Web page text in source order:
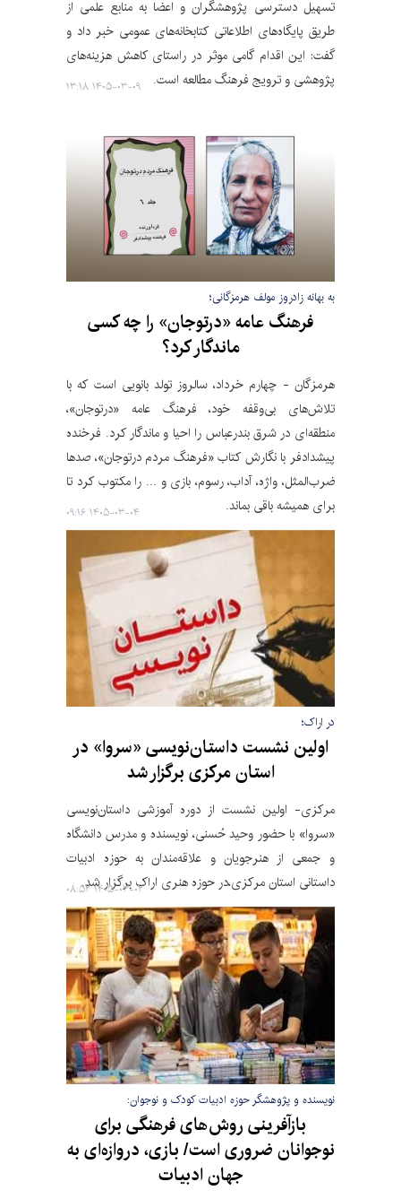
تسهیل دسترسی پژوهشگران و اعضا به منابع علمی از
طریق پایگاه‌های اطلاعاتی کتابخانه‌های عمومی خبر داد و
گفت: این اقدام گامی موثر در راستای کاهش هزینه‌های
پژوهشی و ترویج فرهنگ مطالعه است.
۱۴۰۵-۰۳-۰۹ ۱۳:۱۸
به بهانه زادروز مولف هرمزگانی؛
فرهنگ عامه «درتوجان» را چه کسی
ماندگار کرد؟
هرمزگان - چهارم خرداد، سالروز تولد بانویی است که با
تلاش‌های بی‌وقفه خود، فرهنگ عامه «درتوجان»،
منطقه‌ای در شرق بندرعباس را احیا و ماندگار کرد. فرخنده
پیشدادفر با نگارش کتاب «فرهنگ مردم درتوجان»، صدها
ضرب‌المثل، واژه، آداب، رسوم، بازی و ... را مکتوب کرد تا
برای همیشه باقی بماند.
۱۴۰۵-۰۳-۰۴ ۰۹:۱۶
در اراک؛
اولین نشست داستان‌نویسی «سروا» در
استان مرکزی برگزار شد
مرکزی- اولین نشست از دوره‌ آموزشی داستان‌نویسی
«سروا» با حضور وحید حُسنی، نویسنده و مدرس دانشگاه
و جمعی از هنرجویان و علاقه‌مندان به حوزه‌ ادبیات
داستانی استان مرکزی،در حوزه‌ هنری اراک برگزار شد.
۱۴۰۵-۰۳-۰۲ ۰۸:۵۲
نویسنده و پژوهشگر حوزه ادبیات کودک و نوجوان:
بازآفرینی روش‌های فرهنگی برای
نوجوانان ضروری است/ بازی، دروازه‌ای به
جهان ادبیات